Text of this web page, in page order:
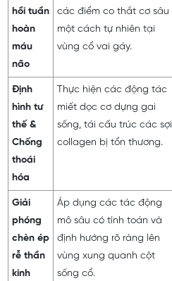
hồi tuần
hoàn
máu
não
các điểm co thắt cơ sâu
một cách tự nhiên tại
vùng cổ vai gáy.
Định
hình tư
thế &
Chống
thoái
hóa
Thực hiện các động tác
miết dọc cơ dựng gai
sống, tái cấu trúc các sợi
collagen bị tổn thương.
Giải
phóng
chèn ép
rễ thần
kinh
Áp dụng các tác động
mô sâu có tính toán và
định hướng rõ ràng lên
vùng xung quanh cột
sống cổ.